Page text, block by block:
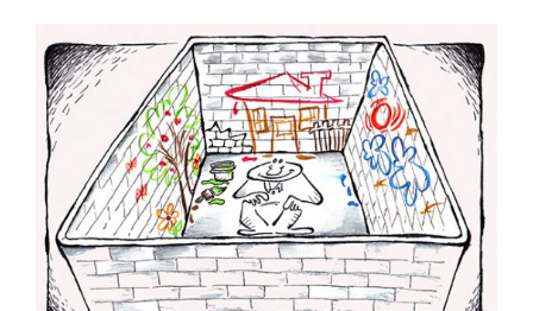
Ekrem Kılıç
Emin M. Çizmeci
Engin Boğaz
Engin Selçuk
Eray Özbek
Ercan Akyol
Ercan Baysal
Erdoğan Başol
Erdoğan Bozok